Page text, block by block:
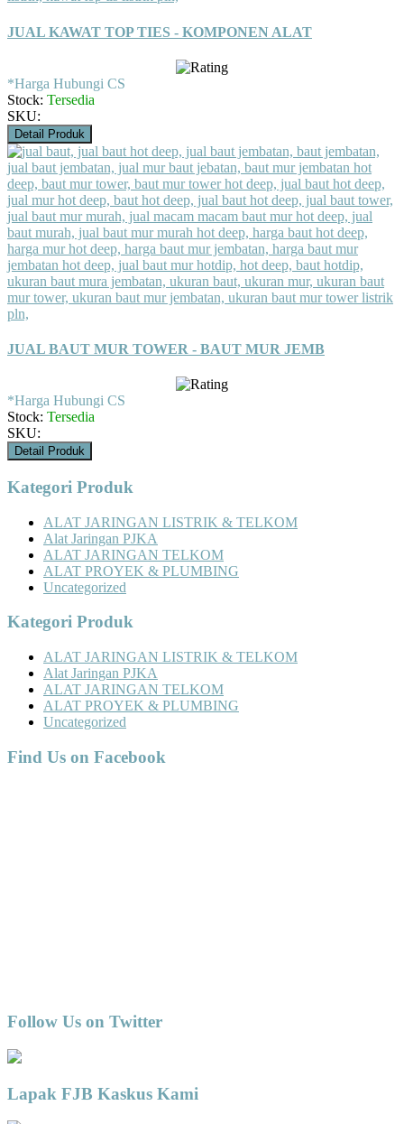
JUAL KAWAT TOP TIES - KOMPONEN ALAT
*Harga Hubungi CS
Stock: Tersedia
SKU:
Detail Produk
JUAL BAUT MUR TOWER - BAUT MUR JEMB
*Harga Hubungi CS
Stock: Tersedia
SKU:
Detail Produk
Kategori Produk
ALAT JARINGAN LISTRIK & TELKOM
Alat Jaringan PJKA
ALAT JARINGAN TELKOM
ALAT PROYEK & PLUMBING
Uncategorized
Kategori Produk
ALAT JARINGAN LISTRIK & TELKOM
Alat Jaringan PJKA
ALAT JARINGAN TELKOM
ALAT PROYEK & PLUMBING
Uncategorized
Find Us on Facebook
Follow Us on Twitter
Lapak FJB Kaskus Kami